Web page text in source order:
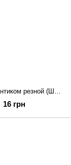
Шарик с бантиком резной (Шарик с бантиком резной)
16 грн